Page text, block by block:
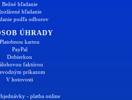
Bežné hľadanie
hľadanie
podľa odborov
ÚHRADY
Platobnou kartou
PayPal
Dobierkou
faktúrou
príkazom
V hotovosti
- platba online